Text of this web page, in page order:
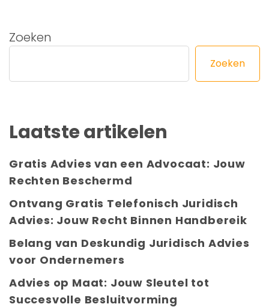
Zoeken
Zoeken
Laatste artikelen
Gratis Advies van een Advocaat: Jouw
Rechten Beschermd
Ontvang Gratis Telefonisch Juridisch
Advies: Jouw Recht Binnen Handbereik
Belang van Deskundig Juridisch Advies
voor Ondernemers
Advies op Maat: Jouw Sleutel tot
Succesvolle Besluitvorming